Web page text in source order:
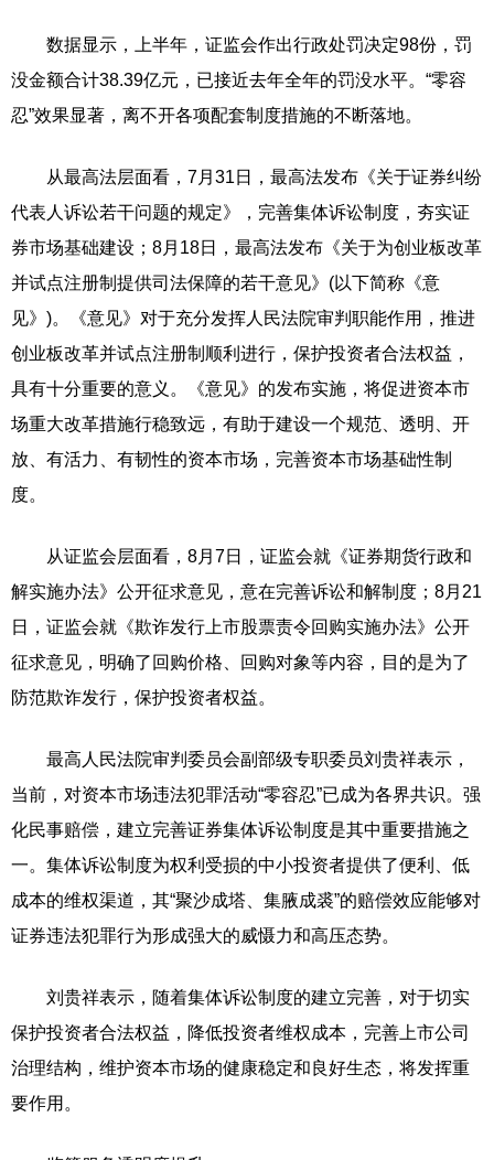
数据显示，上半年，证监会作出行政处罚决定98份，罚
没金额合计38.39亿元，已接近去年全年的罚没水平。“零容
忍”效果显著，离不开各项配套制度措施的不断落地。
从最高法层面看，7月31日，最高法发布《关于证券纠纷
代表人诉讼若干问题的规定》，完善集体诉讼制度，夯实证
券市场基础建设；8月18日，最高法发布《关于为创业板改革
并试点注册制提供司法保障的若干意见》(以下简称《意
见》)。《意见》对于充分发挥人民法院审判职能作用，推进
创业板改革并试点注册制顺利进行，保护投资者合法权益，
具有十分重要的意义。《意见》的发布实施，将促进资本市
场重大改革措施行稳致远，有助于建设一个规范、透明、开
放、有活力、有韧性的资本市场，完善资本市场基础性制
度。
从证监会层面看，8月7日，证监会就《证券期货行政和
解实施办法》公开征求意见，意在完善诉讼和解制度；8月21
日，证监会就《欺诈发行上市股票责令回购实施办法》公开
征求意见，明确了回购价格、回购对象等内容，目的是为了
防范欺诈发行，保护投资者权益。
最高人民法院审判委员会副部级专职委员刘贵祥表示，
当前，对资本市场违法犯罪活动“零容忍”已成为各界共识。强
化民事赔偿，建立完善证券集体诉讼制度是其中重要措施之
一。集体诉讼制度为权利受损的中小投资者提供了便利、低
成本的维权渠道，其“聚沙成塔、集腋成裘”的赔偿效应能够对
证券违法犯罪行为形成强大的威慑力和高压态势。
刘贵祥表示，随着集体诉讼制度的建立完善，对于切实
保护投资者合法权益，降低投资者维权成本，完善上市公司
治理结构，维护资本市场的健康稳定和良好生态，将发挥重
要作用。